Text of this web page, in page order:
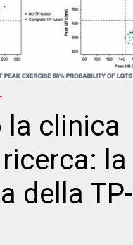
la clinica
la
della TP-